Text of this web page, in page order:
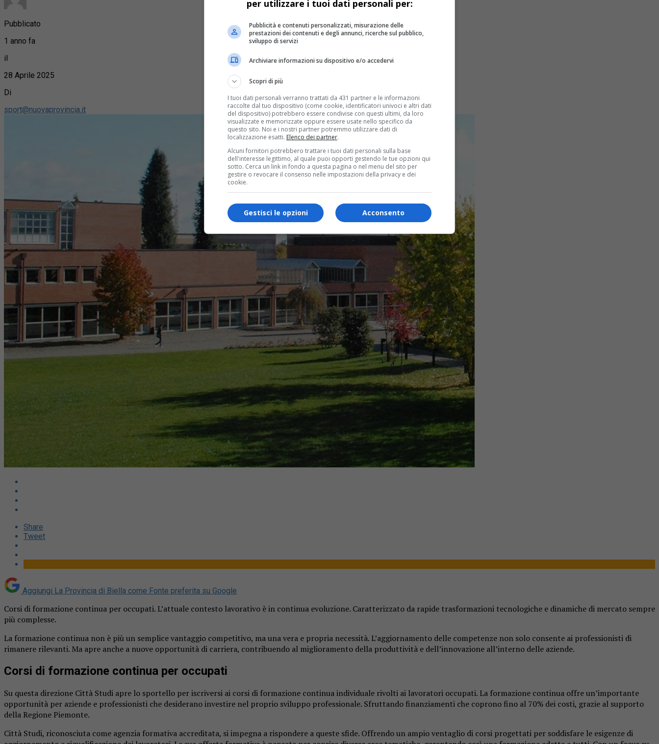
Pubblicato
1 anno fa
il
28 Aprile 2025
Di
sport@nuovaprovincia.it
Share
Tweet
Aggiungi La Provincia di Biella come Fonte preferita su Google
Corsi di formazione continua per occupati. L’attuale contesto lavorativo è in continua evoluzione. Caratterizzato da rapide trasformazioni tecnologiche e dinamiche di mercato sempre
più complesse.
La formazione continua non è più un semplice vantaggio competitivo, ma una vera e propria necessità. L’aggiornamento delle competenze non solo consente ai professionisti di
rimanere rilevanti. Ma apre anche a nuove opportunità di carriera, contribuendo al miglioramento della produttività e dell’innovazione all’interno delle aziende.
Corsi di formazione continua per occupati
Su questa direzione Città Studi apre lo sportello per iscriversi ai corsi di formazione continua individuale rivolti ai lavoratori occupati. La formazione continua offre un’importante
opportunità per aziende e professionisti che desiderano investire nel proprio sviluppo professionale. Sfruttando finanziamenti che coprono fino al 70% dei costi, grazie al supporto
della Regione Piemonte.
Città Studi, riconosciuta come agenzia formativa accreditata, si impegna a rispondere a queste sfide. Offrendo un ampio ventaglio di corsi progettati per soddisfare le esigenze di
per utilizzare i tuoi dati personali per:
Pubblicità e contenuti personalizzati, misurazione delle
prestazioni dei contenuti e degli annunci, ricerche sul pubblico,
sviluppo di servizi
Archiviare informazioni su dispositivo e/o accedervi
Scopri di più
I tuoi dati personali verranno trattati da 431 partner e le informazioni
raccolte dal tuo dispositivo (come cookie, identificatori univoci e altri dati
del dispositivo) potrebbero essere condivise con questi ultimi, da loro
visualizzate e memorizzate oppure essere usate nello specifico da
questo sito. Noi e i nostri partner potremmo utilizzare dati di
localizzazione esatti. Elenco dei partner.
Alcuni fornitori potrebbero trattare i tuoi dati personali sulla base
dell'interesse legittimo, al quale puoi opporti gestendo le tue opzioni qui
sotto. Cerca un link in fondo a questa pagina o nel menu del sito per
gestire o revocare il consenso nelle impostazioni della privacy e dei
cookie.
Acconsento
Gestisci le opzioni